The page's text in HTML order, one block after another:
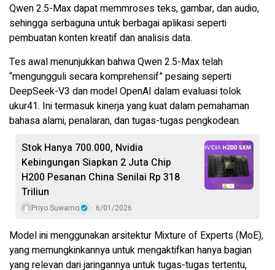
Qwen 2.5-Max dapat memmroses teks, gambar, dan audio,
sehingga serbaguna untuk berbagai aplikasi seperti
pembuatan konten kreatif dan analisis data.
Tes awal menunjukkan bahwa Qwen 2.5-Max telah
“mengungguli secara komprehensif” pesaing seperti
DeepSeek-V3 dan model OpenAI dalam evaluasi tolok
ukur41. Ini termasuk kinerja yang kuat dalam pemahaman
bahasa alami, penalaran, dan tugas-tugas pengkodean.
Stok Hanya 700.000, Nvidia
Kebingungan Siapkan 2 Juta Chip
H200 Pesanan China Senilai Rp 318
Triliun
Priyo Suwarno 6/01/2026
Model ini menggunakan arsitektur Mixture of Experts (MoE),
yang memungkinkannya untuk mengaktifkan hanya bagian
yang relevan dari jaringannya untuk tugas-tugas tertentu,